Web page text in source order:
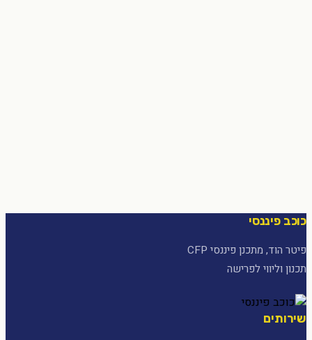
כוכב פיננסי
פיטר הוד, מתכנן פיננסי CFP
תכנון וליווי לפרישה
שירותים